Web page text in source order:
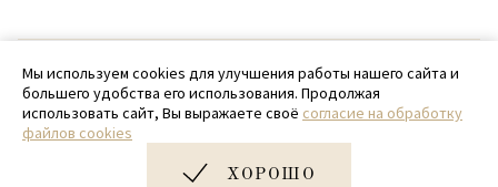
© 2020 - 2026 SamPack
+ 7 (918) 699-97-87
zakaz@sampack.store
Мы используем cookies для улучшения работы нашего сайта и
большего удобства его использования. Продолжая
использовать сайт, Вы выражаете своё согласие на обработку
файлов cookies
ХОРОШО